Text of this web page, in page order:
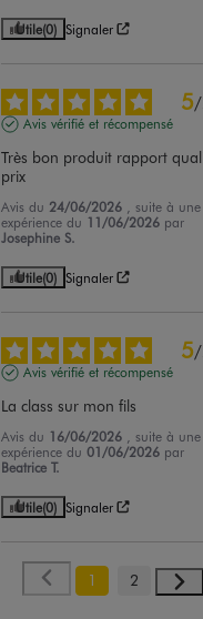
Utile(0) Signaler
5/
Avis vérifié et récompensé
Très bon produit rapport
prix
Avis du 24/06/2026
, suite à une
expérience du 11/06/2026 par
Josephine S.
Utile(0) Signaler
5/
Avis vérifié et récompensé
La class sur mon fils
Avis du 16/06/2026
, suite à une
expérience du01/06/2026 par
Beatrice T.
Utile(0) Signaler
1 2